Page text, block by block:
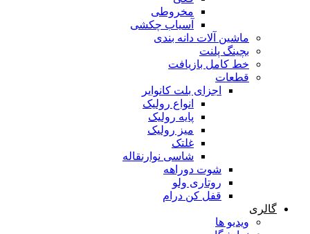
مخروطی
آسیاب چکشی
ماشین آلات دانه بندی
بچینگ پلنت
خط کامل بازیافت
قطعات
اجزای بلت کانوایر
انواع رولیک
پایه رولیک
میز رولیک
غلتک
شاسی نوارنقاله
شوت دوراهه
روتاری ولو
قفل کن درام
گالری
ویدیو ها